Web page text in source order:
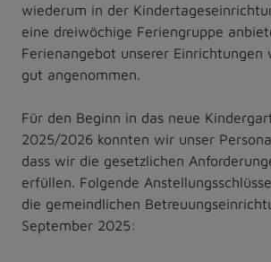
wiederum in der
eine dreiwöchige Feriengruppe
Ferienangebot unserer Einrichtungen
gut angenommen.
Für den Beginn in das neue
2025/2026 konnten wir unser
dass wir die gesetzlichen
erfüllen. Folgende
die gemeindlichen
September 2025: